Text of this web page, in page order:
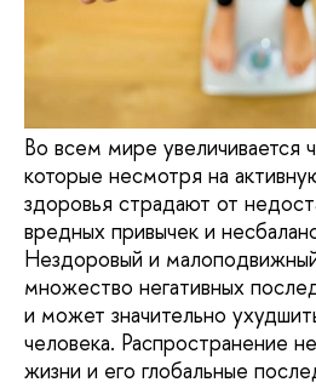
Во всем мире увеличивается
которые несмотря на
здоровья страдают от
вредных привычек и
Нездоровый и
множество негативных
и может значительно
человека. Распространение
жизни и его глобальные